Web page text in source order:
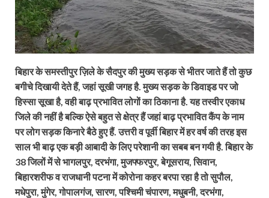
बिहार के समस्तीपुर ज़िले के सैदपुर की मुख्य सड़क से भीतर जाते हैं तो कुछ
बगीचे दिखायी देते हैं, जहां सूखी जगह है. मुख्य सड़क के डिवाइड पर जो
हिस्सा सूखा है, वही बाढ़ प्रभावित लोगों का ठिकाना है. यह तस्वीर एकाध
जिले की नहीं है बल्कि ऐसे बहुत से क्षेत्र हैं जहां बाढ़ प्रभावित कैंप के नाम
पर लोग सड़क किनारे बैठे हुए हैं. उत्तरी व पूर्वी बिहार में हर वर्ष की तरह इस
साल भी बाढ़ एक बड़ी आबादी के लिए परेशानी का सबब बन गयी है. बिहार के
38 जिलों में से भागलपुर, दरभंगा, मुजफ्फरपुर, बेगूसराय, सिवान,
बिहारशरीफ व राजधानी पटना में कोरोना कहर बरपा रहा है तो सुपौल,
मधेपुरा, मुंगेर, गोपालगंज, सारण, पश्चिमी चंपारण, मधुबनी, दरभंगा,